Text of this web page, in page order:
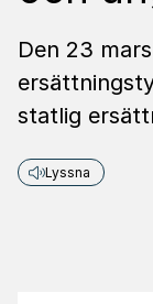
Den 23
statlig
Lyssna